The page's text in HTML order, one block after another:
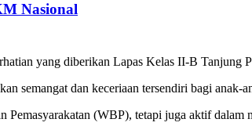
Nasional
yang diberikan Lapas Kelas II-B Tanjung
semangat dan keceriaan tersendiri bagi anak-
(WBP), tetapi juga aktif